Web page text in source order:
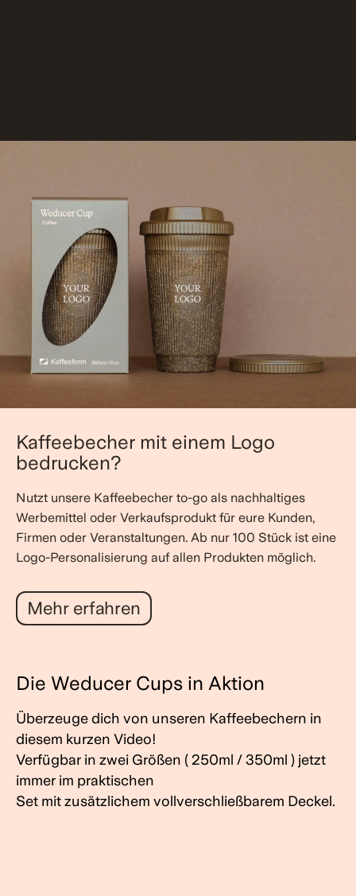
Kaffeebecher mit einem Logo
bedrucken?
Nutzt unsere Kaffeebecher to-go als nachhaltiges
Werbemittel oder Verkaufsprodukt für eure Kunden,
Firmen oder Veranstaltungen. Ab nur 100 Stück ist eine
Logo-Personalisierung auf allen Produkten möglich.
Mehr erfahren
Die Weducer Cups in Aktion
Überzeuge dich von unseren Kaffeebechern in
diesem kurzen Video!
Verfügbar in zwei Größen ( 250ml / 350ml ) jetzt
immer im praktischen
Set mit zusätzlichem vollverschließbarem Deckel.